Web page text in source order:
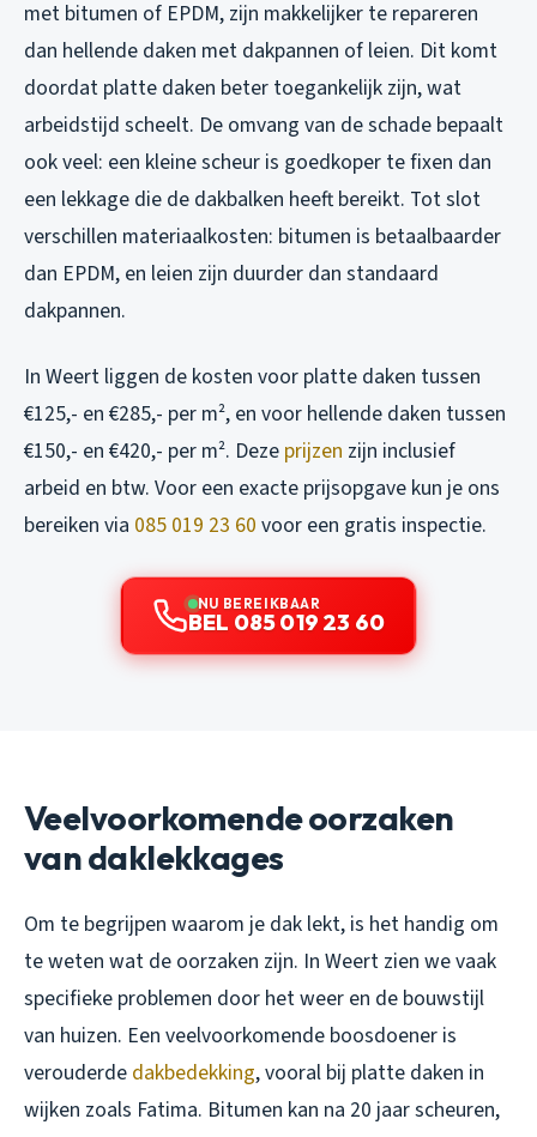
met bitumen of EPDM, zijn makkelijker te repareren
dan hellende daken met dakpannen of leien. Dit komt
doordat platte daken beter toegankelijk zijn, wat
arbeidstijd scheelt. De omvang van de schade bepaalt
ook veel: een kleine scheur is goedkoper te fixen dan
een lekkage die de dakbalken heeft bereikt. Tot slot
verschillen materiaalkosten: bitumen is betaalbaarder
dan EPDM, en leien zijn duurder dan standaard
dakpannen.
In Weert liggen de kosten voor platte daken tussen
€125,- en €285,- per m², en voor hellende daken tussen
€150,- en €420,- per m². Deze prijzen zijn inclusief
arbeid en btw. Voor een exacte prijsopgave kun je ons
bereiken via 085 019 23 60 voor een gratis inspectie.
NU BEREIKBAAR
BEL 085 019 23 60
Veelvoorkomende oorzaken
van daklekkages
Om te begrijpen waarom je dak lekt, is het handig om
te weten wat de oorzaken zijn. In Weert zien we vaak
specifieke problemen door het weer en de bouwstijl
van huizen. Een veelvoorkomende boosdoener is
verouderde dakbedekking, vooral bij platte daken in
wijken zoals Fatima. Bitumen kan na 20 jaar scheuren,